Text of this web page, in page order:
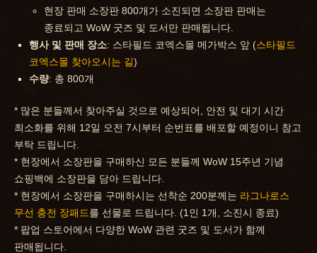
현장 판매 소장판 800개가 소진되면 소장판 판매는
종료되고 WoW 굿즈 및 도서만 판매됩니다.
행사 및 판매 장소: 스타필드 코엑스몰 메가박스 앞 (스타필드
코엑스몰 찾아오시는 길)
수량: 총 800개
* 많은 분들께서 찾아주실 것으로 예상되어, 안전 및 대기 시간
최소화를 위해 12일 오전 7시부터 순번표를 배포할 예정이니 참고
부탁 드립니다.
* 현장에서 소장판을 구매하신 모든 분들께 WoW 15주년 기념
쇼핑백에 소장판을 담아 드립니다.
* 현장에서 소장판을 구매하시는 선착순 200분께는 라그나로스
무선 충전 장패드를 선물로 드립니다. (1인 1개, 소진시 종료)
* 팝업 스토어에서 다양한 WoW 관련 굿즈 및 도서가 함께
판매됩니다.